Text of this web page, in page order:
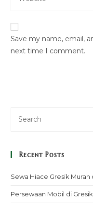
your
URL
(optional)
Save my name, email,
next time I comment.
Recent Posts
Sewa Hiace Gresik
Persewaan Mobil di